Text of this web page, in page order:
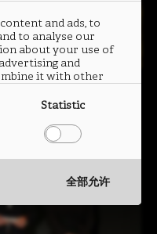
and ads, to
to analyse our
about your use of
and
it with other
of their services.
Statistic
全部允许